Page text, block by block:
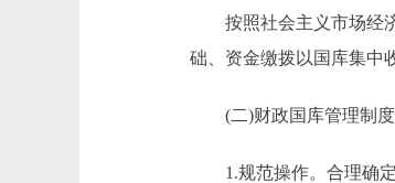
按照社会主义市场经济
础、资金缴拨以国库集中
(二)财政国库管理制度
1.规范操作。合理确定